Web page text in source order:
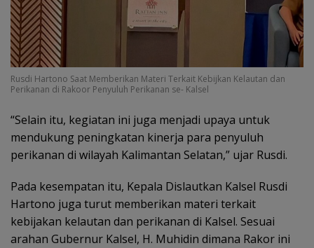
Rusdi Hartono Saat Memberikan Materi Terkait Kebijkan Kelautan dan
Perikanan di Rakoor Penyuluh Perikanan se- Kalsel
“Selain itu, kegiatan ini juga menjadi upaya untuk
mendukung peningkatan kinerja para penyuluh
perikanan di wilayah Kalimantan Selatan,” ujar Rusdi.
Pada kesempatan itu, Kepala Dislautkan Kalsel Rusdi
Hartono juga turut memberikan materi terkait
kebijakan kelautan dan perikanan di Kalsel. Sesuai
arahan Gubernur Kalsel, H. Muhidin dimana Rakor ini